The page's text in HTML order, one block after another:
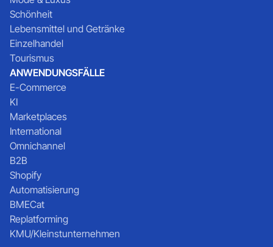
Schönheit
Lebensmittel und Getränke
Einzelhandel
Tourismus
ANWENDUNGSFÄLLE
E-Commerce
KI
Marketplaces
International
Omnichannel
B2B
Shopify
Automatisierung
BMECat
Replatforming
KMU/Kleinstunternehmen